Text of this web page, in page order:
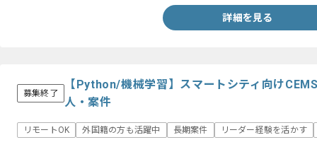
詳細を見る
募集終了
【Python/機械学習】スマートシティ向け
人・案件
リモートOK 外国籍の方も活躍中 長期案件 リーダー経験を活かす